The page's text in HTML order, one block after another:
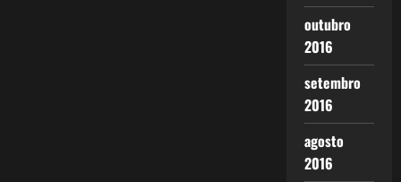
outubro
2016
setembro
2016
agosto
2016